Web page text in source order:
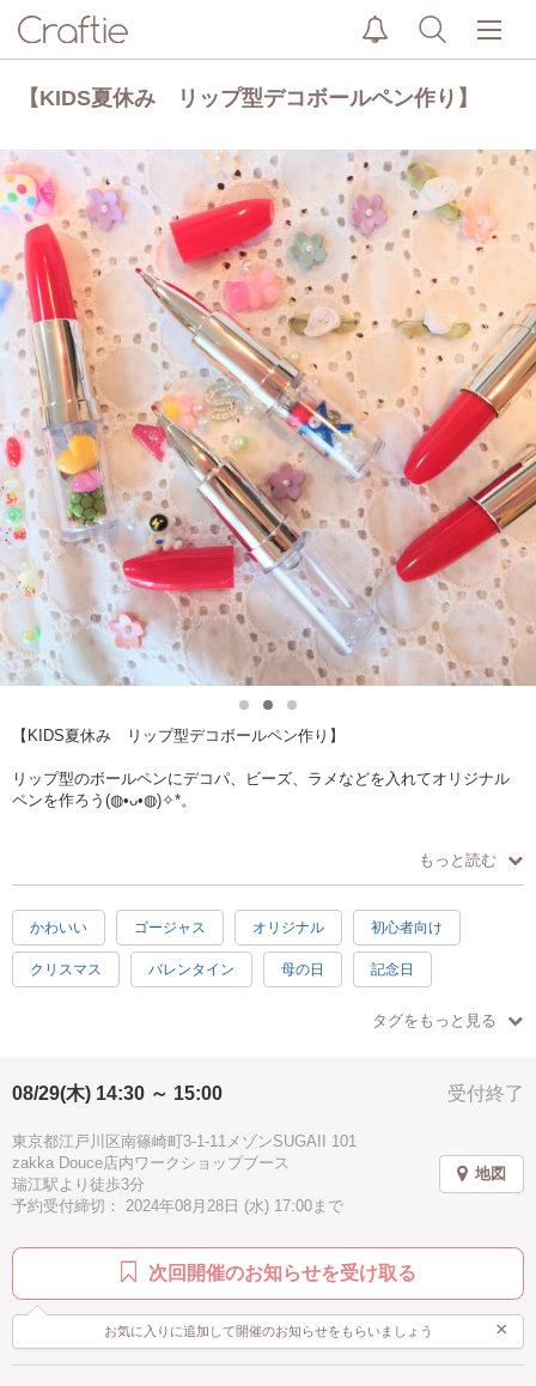
【KIDS夏休み リップ型デコボールペン作り】
【KIDS夏休み リップ型デコボールペン作り】
リップ型のボールペンにデコパ、ビーズ、ラメなどを入れてオリジナル
ペンを作ろう(⁠◍⁠•⁠ᴗ⁠•⁠◍⁠)⁠✧⁠*⁠。
◇募集人数◇
各回4名様
◇参加料金◇
もっと読む
かわいい ゴージャス オリジナル 初心者向け
クリスマス バレンタイン 母の日 記念日
プレゼント 自由研究
夏 秋 冬 子供向け 親子で参加
お手頃 ピンク グリーン ホワイト
イェロー パープル 水色
タグをもっと見る
受付終了
08/29(木) 14:30 ～ 15:00
東京都江戸川区南篠崎町3-1-11メゾンSUGAII 101
zakka Douce店内ワークショップブース
瑞江駅より徒歩3分
予約受付締切： 2024年08月28日 (水) 17:00まで
地図
次回開催のお知らせを受け取る
お気に入りに追加して開催のお知らせをもらいましょう ×